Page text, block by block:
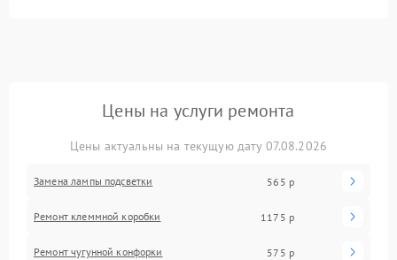
Цены на услуги ремонта
Цены актуальны на текущую дату 07.08.2026
Замена лампы подсветки 565 р
Ремонт клеммной коробки 1175 р
Ремонт чугунной конфорки 575 р